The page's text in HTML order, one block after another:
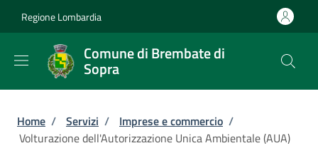
Regione Lombardia
Comune di Brembate di
Sopra
Briciole di pane
Home / Servizi / Imprese e commercio /
Volturazione dell'Autorizzazione Unica Ambientale (AUA)